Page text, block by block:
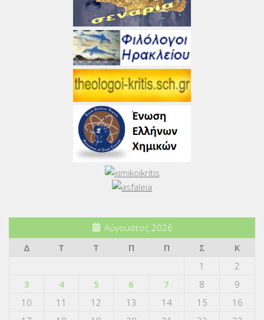
Αύγουστος 2026
Δ
Τ Τ Π Π Σ
Κ
1
2
3
4 5 6 7 8
9
10
11 12 13 14 15
16